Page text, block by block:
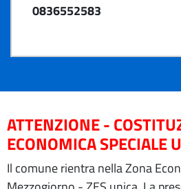
0836552583
ATTENZIONE -
ECONOMICA SPECIALE
Il comune rientra nella Zona